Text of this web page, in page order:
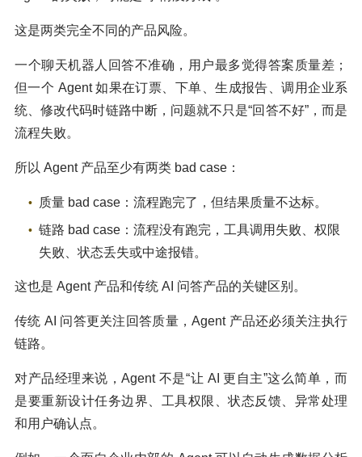
这是两类完全不同的产品风险。
一个聊天机器人回答不准确，用户最多觉得答案质量差；
但一个 Agent 如果在订票、下单、生成报告、调用企业系
统、修改代码时链路中断，问题就不只是“回答不好”，而是
流程失败。
所以 Agent 产品至少有两类 bad case：
质量 bad case：流程跑完了，但结果质量不达标。
链路 bad case：流程没有跑完，工具调用失败、权限
失败、状态丢失或中途报错。
这也是 Agent 产品和传统 AI 问答产品的关键区别。
传统 AI 问答更关注回答质量，Agent 产品还必须关注执行
链路。
对产品经理来说，Agent 不是“让 AI 更自主”这么简单，而
是要重新设计任务边界、工具权限、状态反馈、异常处理
和用户确认点。